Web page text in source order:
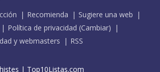
Recomienda
Sugiere una web
Política de privacidad (Cambiar)
y webmasters RSS
| Top10Listas.com